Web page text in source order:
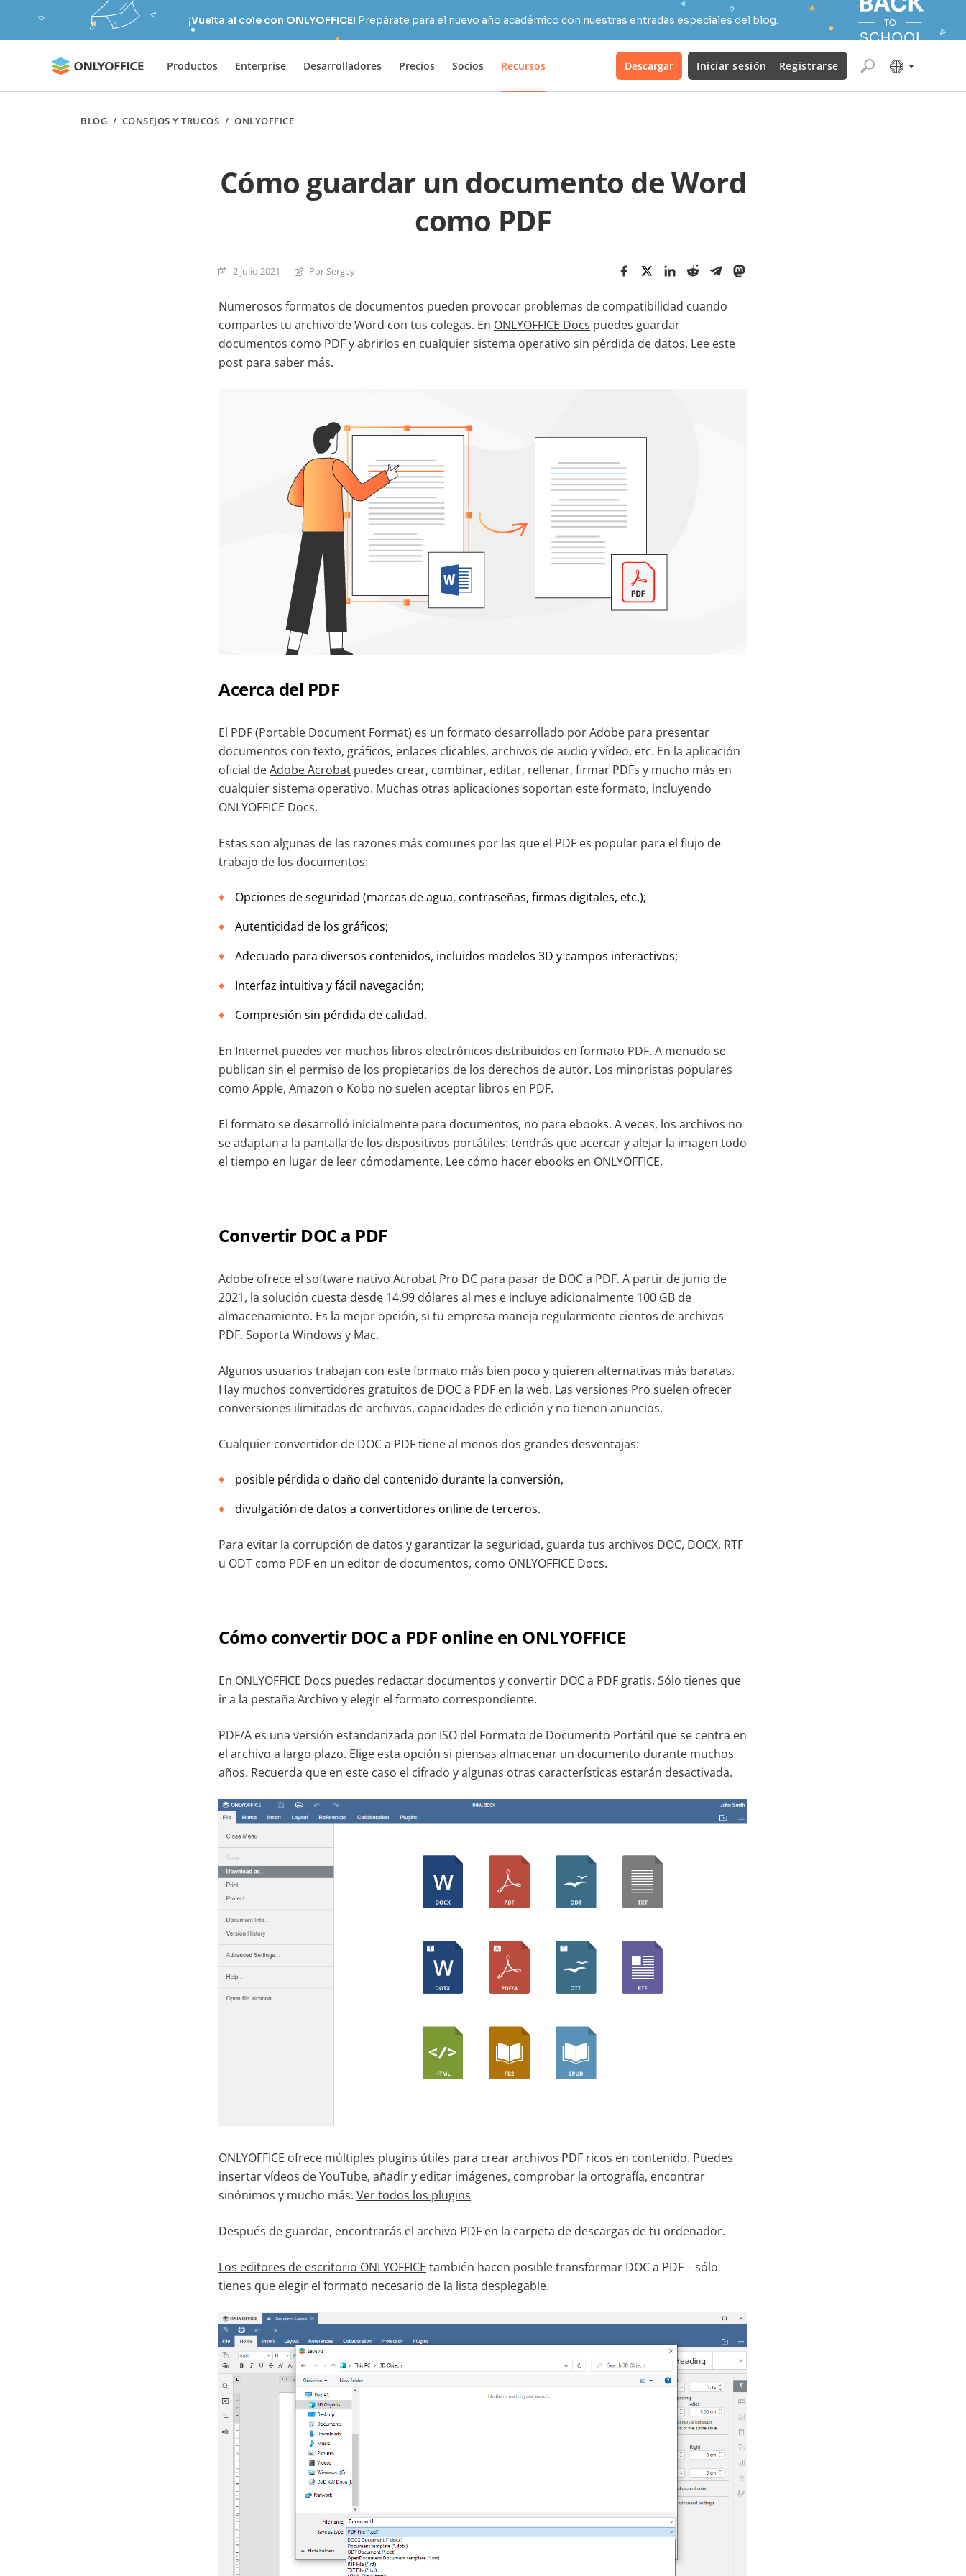
¡Vuelta al cole con ONLYOFFICE! Prepárate para el nuevo año académico con nuestras entradas especiales del blog.
Productos Enterprise Desarrolladores Precios Socios Recursos Descargar Iniciar sesión Registrarse
BLOG / CONSEJOS Y TRUCOS /ONLYOFFICE
Cómo guardar un documento de Word
como PDF
2 julio 2021 Por Sergey
Numerosos formatos de documentos pueden provocar problemas de compatibilidad cuando
compartes tu archivo de Word con tus colegas. En ONLYOFFICE Docs puedes guardar
documentos como PDF y abrirlos en cualquier sistema operativo sin pérdida de datos. Lee este
post para saber más.
Acerca del PDF
El PDF (Portable Document Format) es un formato desarrollado por Adobe para presentar
documentos con texto, gráficos, enlaces clicables, archivos de audio y vídeo, etc. En la aplicación
oficial deAdobe Acrobat puedes crear, combinar, editar, rellenar, firmar PDFs y mucho más en
cualquier sistema operativo. Muchas otras aplicaciones soportan este formato, incluyendo
ONLYOFFICE Docs.
Estas son algunas de las razones más comunes por las que el PDF es popular para el flujo de
trabajo de los documentos:
Opciones de seguridad (marcas de agua, contraseñas, firmas digitales, etc.);
Autenticidad de los gráficos;
Adecuado para diversos contenidos, incluidos modelos 3D y campos interactivos;
Interfaz intuitiva y fácil navegación;
Compresión sin pérdida de calidad.
En Internet puedes ver muchos libros electrónicos distribuidos en formato PDF. A menudo se
publican sin el permiso de los propietarios de los derechos de autor. Los minoristas populares
como Apple, Amazon o Kobo no suelen aceptar libros en PDF.
El formato se desarrolló inicialmente para documentos, no para ebooks. A veces, los archivos no
se adaptan a la pantalla de los dispositivos portátiles: tendrás que acercar y alejar la imagen todo
el tiempo en lugar de leer cómodamente. Lee cómo hacer ebooks en ONLYOFFICE.
Convertir DOC a PDF
Adobe ofrece el software nativo Acrobat Pro DC para pasar de DOC a PDF. A partir de junio de
2021, la solución cuesta desde 14,99 dólares al mes e incluye adicionalmente 100 GB de
almacenamiento. Es la mejor opción, si tu empresa maneja regularmente cientos de archivos
PDF. Soporta Windows y Mac.
Algunos usuarios trabajan con este formato más bien poco y quieren alternativas más baratas.
Hay muchos convertidores gratuitos de DOC a PDF en la web. Las versiones Pro suelen ofrecer
conversiones ilimitadas de archivos, capacidades de edición y no tienen anuncios.
Cualquier convertidor de DOC a PDF tiene al menos dos grandes desventajas:
posible pérdida o daño del contenido durante la conversión,
divulgación de datos a convertidores online de terceros.
Para evitar la corrupción de datos y garantizar la seguridad, guarda tus archivos DOC, DOCX, RTF
u ODT como PDF en un editor de documentos, como ONLYOFFICE Docs.
Cómo convertir DOC a PDF online en ONLYOFFICE
En ONLYOFFICE Docs puedes redactar documentos y convertir DOC a PDF gratis. Sólo tienes que
ir a la pestaña Archivo y elegir el formato correspondiente.
PDF/A es una versión estandarizada por ISO del Formato de Documento Portátil que se centra en
el archivo a largo plazo. Elige esta opción si piensas almacenar un documento durante muchos
años. Recuerda que en este caso el cifrado y algunas otras características estarán desactivada.
ONLYOFFICE ofrece múltiples plugins útiles para crear archivos PDF ricos en contenido. Puedes
insertar vídeos de YouTube, añadir y editar imágenes, comprobar la ortografía, encontrar
sinónimos y mucho más. Ver todos los plugins
Después de guardar, encontrarás el archivo PDF en la carpeta de descargas de tu ordenador.
Los editores de escritorio ONLYOFFICE también hacen posible transformar DOC a PDF – sólo
tienes que elegir el formato necesario de la lista desplegable.